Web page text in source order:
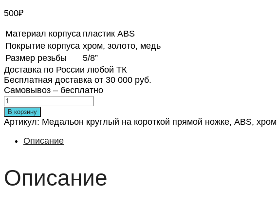
500₽
Материал корпуса пластик ABS
Покрытие корпуса хром, золото, медь
Размер резьбы
5/8”
Доставка по России любой ТК
Бесплатная доставка от 30 000 руб.
Самовывоз – бесплатно
В корзину
Артикул: Медальон круглый на короткой прямой ножке, ABS, хром
Описание
Описание